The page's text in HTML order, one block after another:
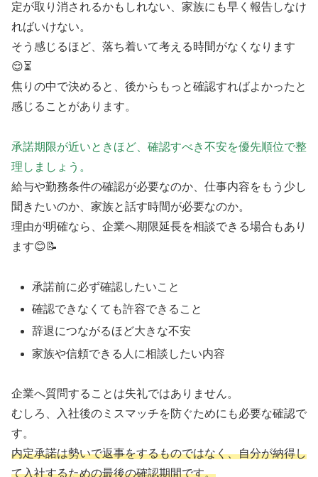
定が取り消されるかもしれない、家族にも早く報告しなけ
ればいけない。
そう感じるほど、落ち着いて考える時間がなくなります
😌⏳
焦りの中で決めると、後からもっと確認すればよかったと
感じることがあります。
承諾期限が近いときほど、確認すべき不安を優先順位で整
理しましょう。
給与や勤務条件の確認が必要なのか、仕事内容をもう少し
聞きたいのか、家族と話す時間が必要なのか。
理由が明確なら、企業へ期限延長を相談できる場合もあり
ます😊📝
承諾前に必ず確認したいこと
確認できなくても許容できること
辞退につながるほど大きな不安
家族や信頼できる人に相談したい内容
企業へ質問することは失礼ではありません。
むしろ、入社後のミスマッチを防ぐためにも必要な確認で
す。
内定承諾は勢いで返事をするものではなく、自分が納得し
て入社するための最後の確認期間です。